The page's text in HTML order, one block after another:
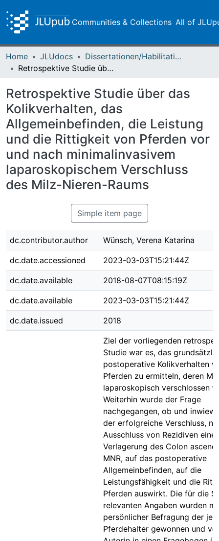
Communities & Collections All of
Home JLUdocs
Dissertationen/Habilitationen
Retrospektive Studie über das Kolikverhalten, das Allgemeinbefinden, die Leistung und die Rittigkeit von Pferden vor und nach minimalinvasivem laparoskopischem Verschluss des Milz-Nieren-Raums
Retrospektive Studie über das
Kolikverhalten, das
Allgemeinbefinden, die Leistung
und die Rittigkeit von Pferden vor
und nach minimalinvasivem
laparoskopischem Verschluss
des Milz-Nieren-Raums
Simple item page
dc.contributor.author Wünsch, Verena Katarina
dc.date.accessioned 2023-03-03T15:21:44Z
dc.date.available 2018-08-07T08:15:19Z
dc.date.available 2023-03-03T15:21:44Z
dc.date.issued 2018
Ziel der vorliegenden
Studie war es, das
postoperative Kolikverhalten
Pferden zu ermitteln, deren
laparoskopisch verschlossen
Weiterhin wurde der Frage
nachgegangen, ob und
der erfolgreiche Verschluss,
Ausschluss von Rezidiven einer
Verlagerung des Colon
MNR, auf das postoperative
Allgemeinbefinden, auf die
Leistungsfähigkeit und die
Pferden auswirkt. Die für die
relevanten Angaben wurden
persönlicher Befragung der
Pferdehalter gewonnen und